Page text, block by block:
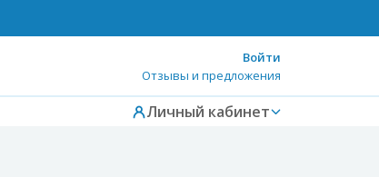
Войти
Отзывы и предложения
Личный кабинет